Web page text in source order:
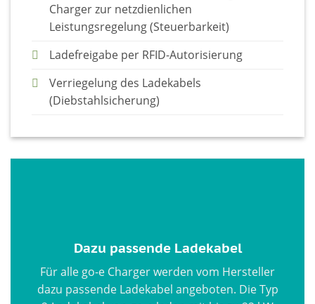
Charger zur netzdienlichen
Leistungsregelung (Steuerbarkeit)
Ladefreigabe per RFID-Autorisierung
Verriegelung des Ladekabels
(Diebstahlsicherung)
Dazu passende Ladekabel
Für alle go-e Charger werden vom Hersteller
dazu passende Ladekabel angeboten. Die Typ